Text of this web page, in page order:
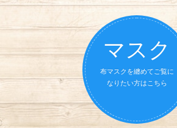
マスク
布マスクを纏めてご覧に
なりたい方はこちら